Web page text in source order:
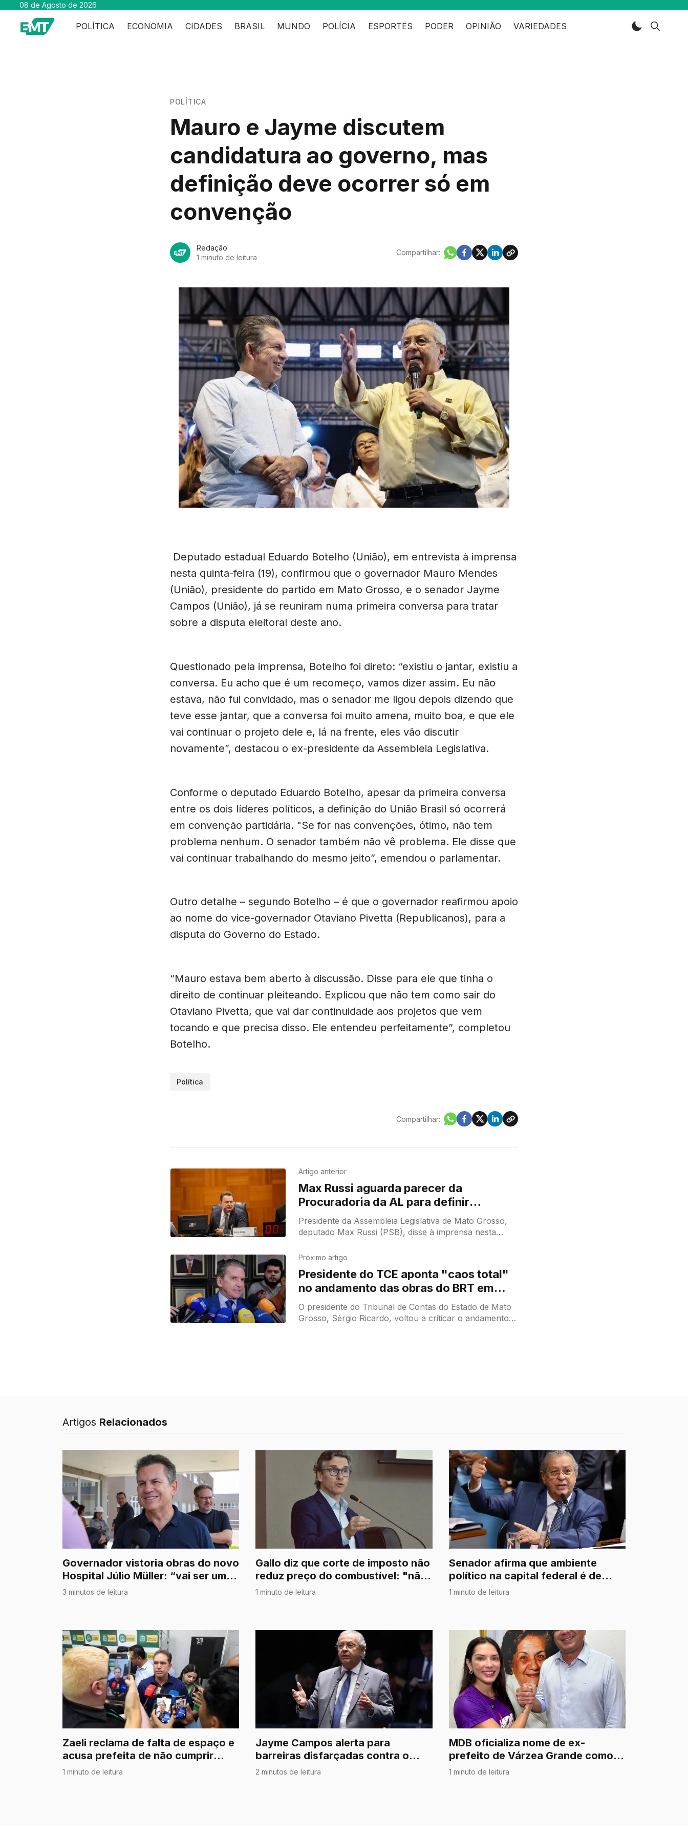
08 de Agosto de 2026
POLÍTICA ECONOMIA CIDADES BRASIL MUNDO POLÍCIA ESPORTES PODER OPINIÃO VARIEDADES
POLÍTICA
Mauro e Jayme discutem
candidatura ao governo, mas
definição deve ocorrer só em
convenção
Redação
1 minuto de leitura
Compartilhar:
Deputado estadual Eduardo Botelho (União), em entrevista à imprensa
nesta quinta-feira (19), confirmou que o governador Mauro Mendes
(União), presidente do partido em Mato Grosso, e o senador Jayme
Campos (União), já se reuniram numa primeira conversa para tratar
sobre a disputa eleitoral deste ano.
Questionado pela imprensa, Botelho foi direto: “existiu o jantar, existiu a
conversa. Eu acho que é um recomeço, vamos dizer assim. Eu não
estava, não fui convidado, mas o senador me ligou depois dizendo que
teve esse jantar, que a conversa foi muito amena, muito boa, e que ele
vai continuar o projeto dele e, lá na frente, eles vão discutir
novamente”, destacou o ex-presidente da Assembleia Legislativa.
Conforme o deputado Eduardo Botelho, apesar da primeira conversa
entre os dois líderes políticos, a definição do União Brasil só ocorrerá
em convenção partidária. "Se for nas convenções, ótimo, não tem
problema nenhum. O senador também não vê problema. Ele disse que
vai continuar trabalhando do mesmo jeito”, emendou o parlamentar.
Outro detalhe – segundo Botelho – é que o governador reafirmou apoio
ao nome do vice-governador Otaviano Pivetta (Republicanos), para a
disputa do Governo do Estado.
“Mauro estava bem aberto à discussão. Disse para ele que tinha o
direito de continuar pleiteando. Explicou que não tem como sair do
Otaviano Pivetta, que vai dar continuidade aos projetos que vem
tocando e que precisa disso. Ele entendeu perfeitamente”, completou
Botelho.
Política
Compartilhar:
Artigo anterior
Max Russi aguarda parecer da
Procuradoria da AL para definir
membros da CPI da Saúde
Presidente da Assembleia Legislativa de Mato Grosso,
deputado Max Russi (PSB), disse à imprensa nesta
apresentar um encaminhamento
Próximo artigo
Presidente do TCE aponta "caos total"
no andamento das obras do BRT em
Cuiabá
O presidente do Tribunal de Contas do Estado de Mato
Grosso, Sérgio Ricardo, voltou a criticar o andamento
Artigos Relacionados
Governador vistoria obras do novo
Hospital Júlio Müller: “vai ser um
dos melhores do Estado”
3 minutos de leitura
Gallo diz que corte de imposto não
reduz preço do combustível: "não
chega na bomba"
1 minuto de leitura
Senador afirma que ambiente
político na capital federal é de
desconfiança entre os Poderes
1 minuto de leitura
Zaeli reclama de falta de espaço e
acusa prefeita de não cumprir
acordos firmados na campanha
1 minuto de leitura
Jayme Campos alerta para
barreiras disfarçadas contra o
agronegócio
2 minutos de leitura
MDB oficializa nome de ex-
prefeito de Várzea Grande como
pré-candidato a deputado federal
1 minuto de leitura